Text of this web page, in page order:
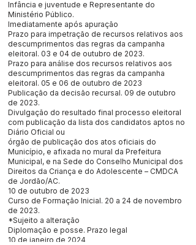
Infância e juventude e Representante do
Ministério Público.
Imediatamente após apuração
Prazo para impetração de recursos relativos aos
descumprimentos das regras da campanha
eleitoral. 03 e 04 de outubro de 2023.
Prazo para análise dos recursos relativos aos
descumprimentos das regras da campanha
eleitoral. 05 e 06 de outubro de 2023
Publicação da decisão recursal. 09 de outubro
de 2023.
Divulgação do resultado final processo eleitoral
com publicação da lista dos candidatos aptos no
Diário Oficial ou
órgão de publicação dos atos oficiais do
Município, e afixada no mural da Prefeitura
Municipal, e na Sede do Conselho Municipal dos
Direitos da Criança e do Adolescente – CMDCA
de Jordão/AC.
10 de outubro de 2023
Curso de Formação Inicial. 20 a 24 de novembro
de 2023.
*Sujeito a alteração
Diplomação e posse. Prazo legal
10 de janeiro de 2024